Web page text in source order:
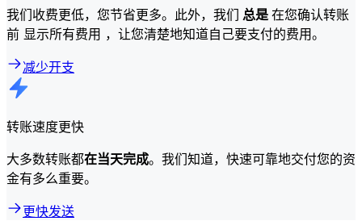
我们收费更低，您节省更多。此外，我们 总是在您确认转账
前 显示所有费用 ，让您清楚地知道自己要支付的费用。
减少开支
转账速度更快
大多数转账都在当天完成。我们知道，快速可靠地交付您的资
金有多么重要。
更快发送